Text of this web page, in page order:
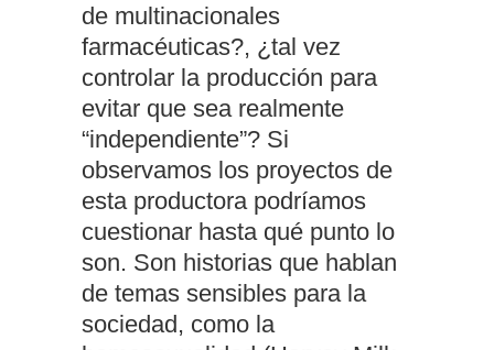
de multinacionales
farmacéuticas?, ¿tal vez
controlar la producción para
evitar que sea realmente
“independiente”? Si
observamos los proyectos de
esta productora podríamos
cuestionar hasta qué punto lo
son. Son historias que hablan
de temas sensibles para la
sociedad, como la